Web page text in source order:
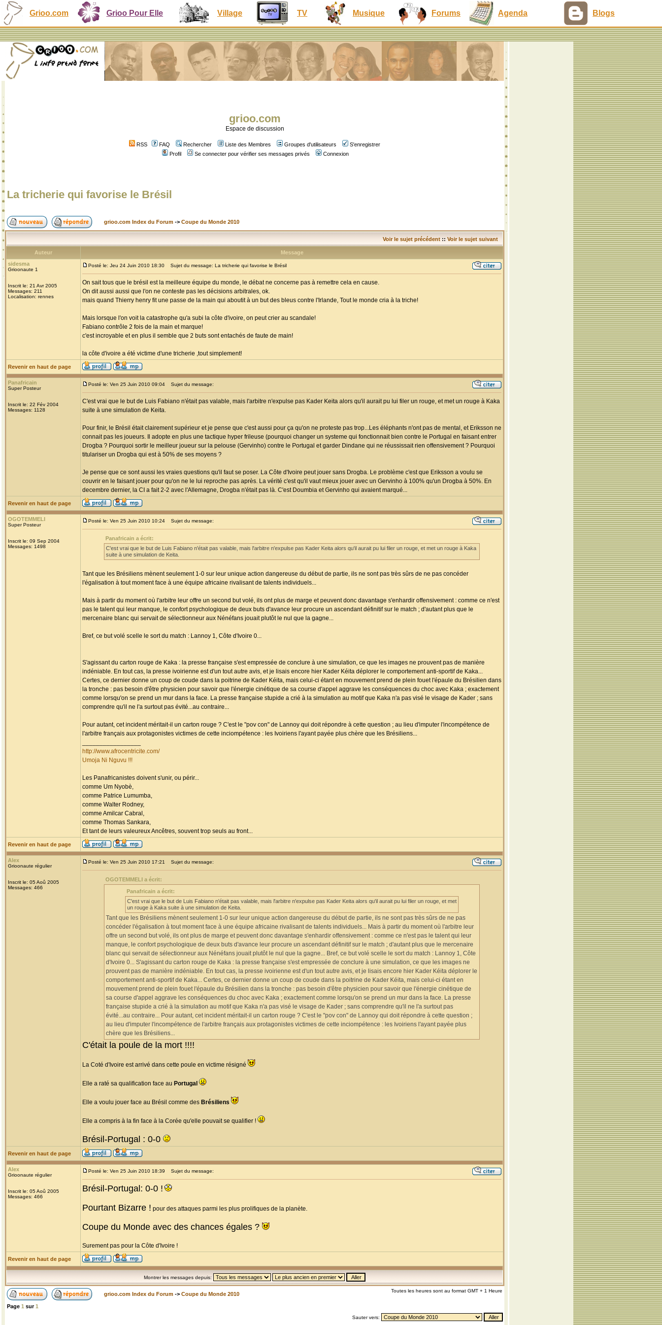
Grioo.com Grioo Pour Elle Village TV Musique Forums Agenda Blogs
grioo.com
Espace de discussion
RSS FAQ Rechercher Liste des Membres Groupes d'utilisateurs
S'enregistrer
Profil
Se connecter pour vérifier ses messages privés Connexion
La tricherie qui favorise le Brésil
grioo.com Index du Forum -> Coupe du Monde 2010
Voir le sujet précédent :: Voir le sujet suivant
Auteur
Message
sidesma
Grioonaute 1
Inscrit le: 21 Avr 2005
Messages: 211
Localisation: rennes
Posté le: Jeu 24 Juin 2010 18:30 Sujet du message: La tricherie qui favorise le Brésil
On sait tous que le brésil est la meilleure équipe du monde, le débat ne concerne pas à remettre cela en cause.
On dit aussi aussi que l'on ne conteste pas les décisions arbitrales, ok.
mais quand Thierry henry fit une passe de la main qui aboutit à un but des bleus contre l'Irlande, Tout le monde cria à la triche!
Mais lorsque l'on voit la catastrophe qu'a subi la côte d'ivoire, on peut crier au scandale!
Fabiano contrôle 2 fois de la main et marque!
c'est incroyable et en plus il semble que 2 buts sont entachés de faute de main!
la côte d'ivoire a été victime d'une tricherie ,tout simplement!
Revenir en haut de page
Panafricain
Super Posteur
Inscrit le: 22 Fév 2004
Messages: 1128
Posté le: Ven 25 Juin 2010 09:04 Sujet du message:
C'est vrai que le but de Luis Fabiano n'était pas valable, mais l'arbitre n'expulse pas Kader Keita alors qu'il aurait pu lui filer un rouge, et met un rouge à Kaka
suite à une simulation de Keita.
Pour finir, le Brésil était clairement supérieur et je pense que c'est aussi pour ça qu'on ne proteste pas trop...Les éléphants n'ont pas de mental, et Eriksson ne
connait pas les joueurs. Il adopte en plus une tactique hyper frileuse (pourquoi changer un systeme qui fonctionnait bien contre le Portugal en faisant entrer
Drogba ? Pourquoi sortir le meilleur joueur sur la pelouse (Gervinho) contre le Portugal et garder Dindane qui ne réussissait rien offensivement ? Pourquoi
titulariser un Drogba qui est à 50% de ses moyens ?
Je pense que ce sont aussi les vraies questions qu'il faut se poser. La Côte d'Ivoire peut jouer sans Drogba. Le problème c'est que Eriksson a voulu se
couvrir en le faisant jouer pour qu'on ne le lui reproche pas après. La vérité c'est qu'il vaut mieux jouer avec un Gervinho à 100% qu'un Drogba à 50%. En
decembre dernier, la CI a fait 2-2 avec l'Allemagne, Drogba n'était pas là. C'est Doumbia et Gervinho qui avaient marqué...
Revenir en haut de page
OGOTEMMELI
Super Posteur
Inscrit le: 09 Sep 2004
Messages: 1498
Posté le: Ven 25 Juin 2010 10:24 Sujet du message:
Panafricain a écrit:
C'est vrai que le but de Luis Fabiano n'était pas valable, mais l'arbitre n'expulse pas Kader Keita alors qu'il aurait pu lui filer un rouge, et met un rouge à Kaka
suite à une simulation de Keita.
Tant que les Brésiliens mènent seulement 1-0 sur leur unique action dangereuse du début de partie, ils ne sont pas très sûrs de ne pas concéder
l'égalisation à tout moment face à une équipe africaine rivalisant de talents individuels...
Mais à partir du moment où l'arbitre leur offre un second but volé, ils ont plus de marge et peuvent donc davantage s'enhardir offensivement : comme ce n'est
pas le talent qui leur manque, le confort psychologique de deux buts d'avance leur procure un ascendant définitif sur le match ; d'autant plus que le
mercenaire blanc qui servait de sélectionneur aux Nénéfans jouait plutôt le nul que la gagne...
Bref, ce but volé scelle le sort du match : Lannoy 1, Côte d'Ivoire 0...
S'agissant du carton rouge de Kaka : la presse française s'est empressée de conclure à une simulation, ce que les images ne prouvent pas de manière
indéniable. En tout cas, la presse ivoirienne est d'un tout autre avis, et je lisais encore hier Kader Kéita déplorer le comportement anti-sportif de Kaka...
Certes, ce dernier donne un coup de coude dans la poitrine de Kader Kéita, mais celui-ci étant en mouvement prend de plein fouet l'épaule du Brésilien dans
la tronche : pas besoin d'être physicien pour savoir que l'énergie cinétique de sa course d'appel aggrave les conséquences du choc avec Kaka ; exactement
comme lorsqu'on se prend un mur dans la face. La presse française stupide a crié à la simulation au motif que Kaka n'a pas visé le visage de Kader ; sans
comprendre qu'il ne l'a surtout pas évité...au contraire...
Pour autant, cet incident méritait-il un carton rouge ? C'est le "pov con" de Lannoy qui doit répondre à cette question ; au lieu d'imputer l'incompétence de
l'arbitre français aux protagonistes victimes de cette inciompétence : les Ivoiriens l'ayant payée plus chère que les Brésiliens...
http://www.afrocentricite.com/
Umoja Ni Nguvu !!!
Les Panafricanistes doivent s'unir, ou périr...
comme Um Nyobè,
comme Patrice Lumumba,
comme Walter Rodney,
comme Amilcar Cabral,
comme Thomas Sankara,
Et tant de leurs valeureux Ancêtres, souvent trop seuls au front...
Revenir en haut de page
Alex
Grioonaute régulier
Inscrit le: 05 Aoû 2005
Messages: 466
Posté le: Ven 25 Juin 2010 17:21 Sujet du message:
OGOTEMMELI a écrit:
Panafricain a écrit:
C'est vrai que le but de Luis Fabiano n'était pas valable, mais l'arbitre n'expulse pas Kader Keita alors qu'il aurait pu lui filer un rouge, et met
un rouge à Kaka suite à une simulation de Keita.
Tant que les Brésiliens mènent seulement 1-0 sur leur unique action dangereuse du début de partie, ils ne sont pas très sûrs de ne pas
concéder l'égalisation à tout moment face à une équipe africaine rivalisant de talents individuels... Mais à partir du moment où l'arbitre leur
offre un second but volé, ils ont plus de marge et peuvent donc davantage s'enhardir offensivement : comme ce n'est pas le talent qui leur
manque, le confort psychologique de deux buts d'avance leur procure un ascendant définitif sur le match ; d'autant plus que le mercenaire
blanc qui servait de sélectionneur aux Nénéfans jouait plutôt le nul que la gagne... Bref, ce but volé scelle le sort du match : Lannoy 1, Côte
d'Ivoire 0... S'agissant du carton rouge de Kaka : la presse française s'est empressée de conclure à une simulation, ce que les images ne
prouvent pas de manière indéniable. En tout cas, la presse ivoirienne est d'un tout autre avis, et je lisais encore hier Kader Kéita déplorer le
comportement anti-sportif de Kaka... Certes, ce dernier donne un coup de coude dans la poitrine de Kader Kéita, mais celui-ci étant en
mouvement prend de plein fouet l'épaule du Brésilien dans la tronche : pas besoin d'être physicien pour savoir que l'énergie cinétique de
sa course d'appel aggrave les conséquences du choc avec Kaka ; exactement comme lorsqu'on se prend un mur dans la face. La presse
française stupide a crié à la simulation au motif que Kaka n'a pas visé le visage de Kader ; sans comprendre qu'il ne l'a surtout pas
évité...au contraire... Pour autant, cet incident méritait-il un carton rouge ? C'est le "pov con" de Lannoy qui doit répondre à cette question ;
au lieu d'imputer l'incompétence de l'arbitre français aux protagonistes victimes de cette inciompétence : les Ivoiriens l'ayant payée plus
chère que les Brésiliens...
C'était la poule de la mort !!!!
La Coté d'Ivoire est arrivé dans cette poule en victime résigné
Elle a raté sa qualification face au Portugal
Elle a voulu jouer face au Brésil comme des Brésiliens
Elle a compris à la fin face à la Corée qu'elle pouvait se qualifier !
Brésil-Portugal : 0-0
Revenir en haut de page
Alex
Grioonaute régulier
Inscrit le: 05 Aoû 2005
Messages: 466
Posté le: Ven 25 Juin 2010 18:39 Sujet du message:
Brésil-Portugal: 0-0 !
Pourtant Bizarre ! pour des attaques parmi les plus prolifiques de la planète.
Coupe du Monde avec des chances égales ?
Surement pas pour la Côte d'Ivoire !
Revenir en haut de page
Montrer les messages depuis:
grioo.com Index du Forum -> Coupe du Monde 2010
Toutes les heures sont au format GMT + 1 Heure
Page 1 sur1
Sauter vers: